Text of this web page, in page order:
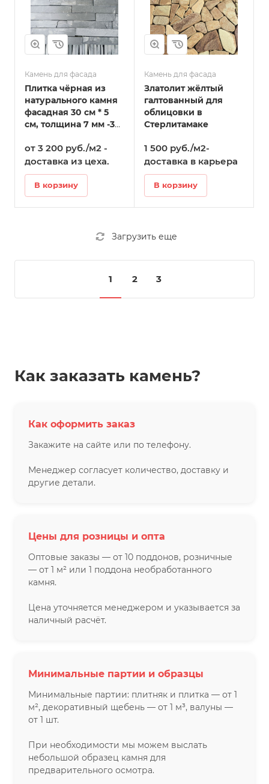
Камень для фасада
Плитка чёрная из
натурального камня
фасадная 30 см * 5
см, толщина 7 мм -30
от 3 200 руб./м2 -
доставка из цеха.
В корзину
Камень для фасада
Златолит жёлтый
галтованный для
облицовки в
Стерлитамаке
1 500 руб./м2-
доставка в карьера
В корзину
Загрузить еще
1 2 3
Как заказать камень?
Как оформить заказ
Закажите на сайте или по телефону.
Менеджер согласует количество, доставку и
другие детали.
Цены для розницы и опта
Оптовые заказы — от 10 поддонов, розничные
— от 1 м² или 1 поддона необработанного
камня.
Цена уточняется менеджером и указывается за
наличный расчёт.
Минимальные партии и образцы
Минимальные партии: плитняк и плитка — от 1
м², декоративный щебень — от 1 м³, валуны —
от 1 шт.
При необходимости мы можем выслать
небольшой образец камня для
предварительного осмотра.